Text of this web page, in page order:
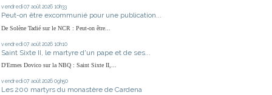
vendredi 07 août 2026 10h33
Peut-on être excommunié pour une publication...
De Solène Tadié sur le NCR : Peut-on être...
vendredi 07 août 2026 10h10
Saint Sixte II, le martyre d'un pape et de ses...
D'Ermes Dovico sur la NBQ : Saint Sixte II,...
vendredi 07 août 2026 09h50
Les 200 martyrs du monastère de Cardena